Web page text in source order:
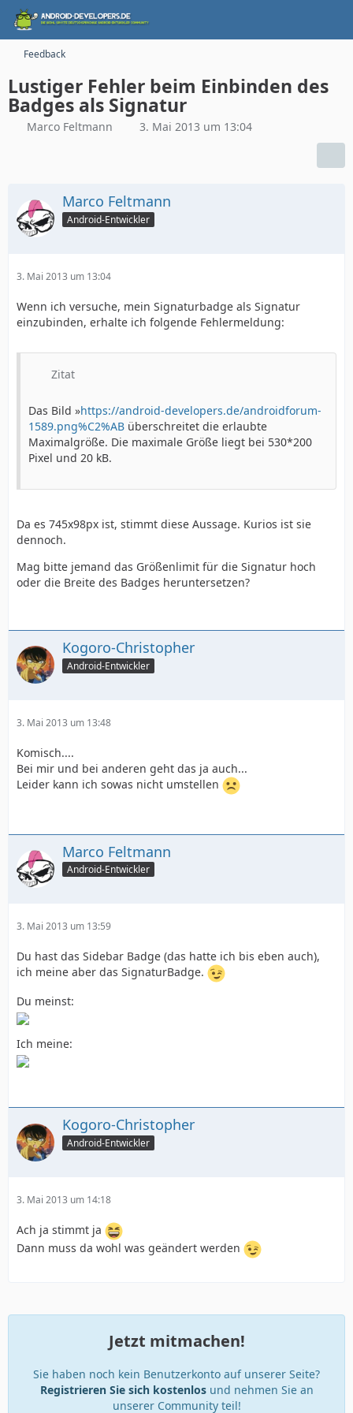
Feedback
Lustiger Fehler beim Einbinden des
Badges als Signatur
Marco Feltmann 3. Mai 2013 um 13:04
Marco Feltmann
Android-Entwickler
3. Mai 2013 um 13:04
Wenn ich versuche, mein Signaturbadge als Signatur
einzubinden, erhalte ich folgende Fehlermeldung:
Zitat
Das Bild »https://android-developers.de/androidforum-
1589.png%C2%AB überschreitet die erlaubte
Maximalgröße. Die maximale Größe liegt bei 530*200
Pixel und 20 kB.
Da es 745x98px ist, stimmt diese Aussage. Kurios ist sie
dennoch.
Mag bitte jemand das Größenlimit für die Signatur hoch
oder die Breite des Badges heruntersetzen?
Kogoro-Christopher
Android-Entwickler
3. Mai 2013 um 13:48
Komisch....
Bei mir und bei anderen geht das ja auch...
Leider kann ich sowas nicht umstellen
Marco Feltmann
Android-Entwickler
3. Mai 2013 um 13:59
Du hast das Sidebar Badge (das hatte ich bis eben auch),
ich meine aber das SignaturBadge.
Du meinst:
Ich meine:
Kogoro-Christopher
Android-Entwickler
3. Mai 2013 um 14:18
Ach ja stimmt ja
Dann muss da wohl was geändert werden
Jetzt mitmachen!
Sie haben noch kein Benutzerkonto auf unserer Seite?
Registrieren Sie sich kostenlosund nehmen Sie an
unserer Community teil!